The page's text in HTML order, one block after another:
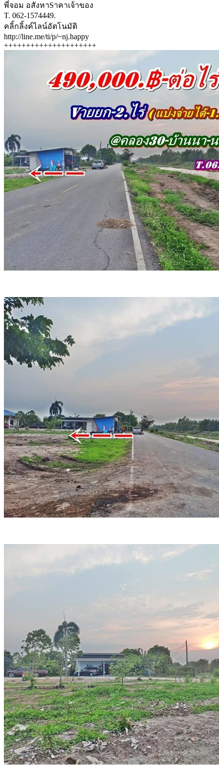
พี่จอม อสังหาSาคาเจ้าของ
T. 062-1574449.
คลิ้กลิ้งค์ไลน์อัตโนมัติ
http://line.me/ti/p/~nj.happy
+++++++++++++++++++++